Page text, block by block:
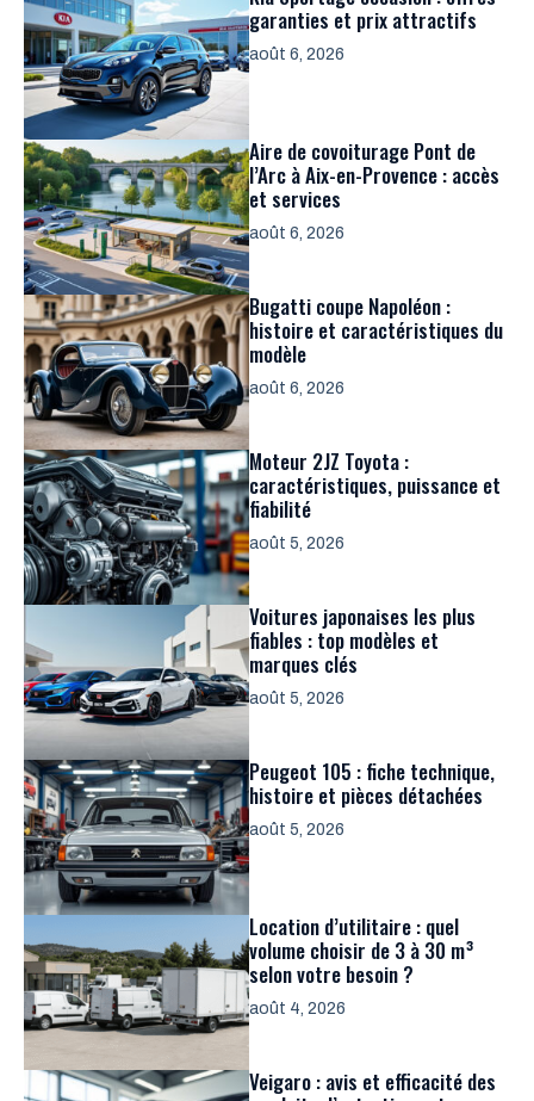
garanties et prix attractifs
août 6, 2026
Aire de covoiturage Pont de
l’Arc à Aix-en-Provence : accès
et services
août 6, 2026
Bugatti coupe Napoléon :
histoire et caractéristiques du
modèle
août 6, 2026
Moteur 2JZ Toyota :
caractéristiques, puissance et
fiabilité
août 5, 2026
Voitures japonaises les plus
fiables : top modèles et
marques clés
août 5, 2026
Peugeot 105 : fiche technique,
histoire et pièces détachées
août 5, 2026
Location d’utilitaire : quel
volume choisir de 3 à 30 m³
selon votre besoin ?
août 4, 2026
Veigaro : avis et efficacité des